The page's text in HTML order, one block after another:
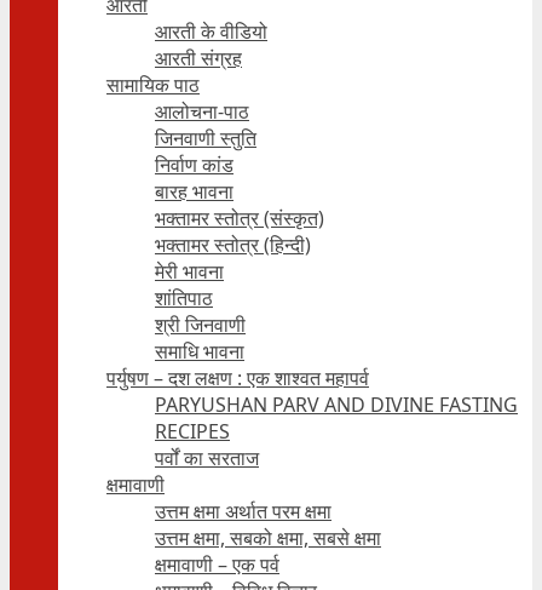
आरती के वीडियो
आरती संग्रह
सामायिक पाठ
आलोचना-पाठ
जिनवाणी स्तुति
निर्वाण कांड
बारह भावना
भक्तामर स्तोत्र (संस्कृत)
भक्तामर स्तोत्र (हिन्दी)
मेरी भावना
शांतिपाठ
श्री जिनवाणी
समाधि भावना
पर्युषण – दश लक्षण : एक शाश्वत महापर्व
PARYUSHAN PARV AND DIVINE FASTING
RECIPES
पर्वों का सरताज
क्षमावाणी
उत्तम क्षमा अर्थात परम क्षमा
उत्तम क्षमा, सबको क्षमा, सबसे क्षमा
क्षमावाणी – एक पर्व